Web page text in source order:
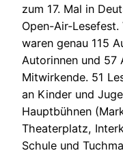
zum 17. Mal in
Open-Air-
waren genau 115
Autorinnen und 57
Mitwirkende. 51
an Kinder und
Hauptbühnen
Theaterplatz,
Schule und